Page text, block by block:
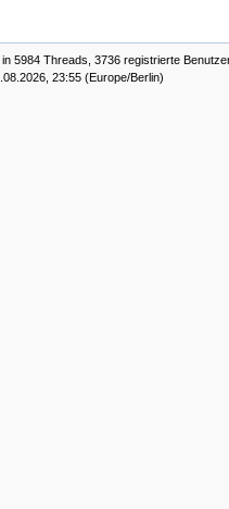
in 5984 Threads, 3736 registrierte
23:55 (Europe/Berlin)